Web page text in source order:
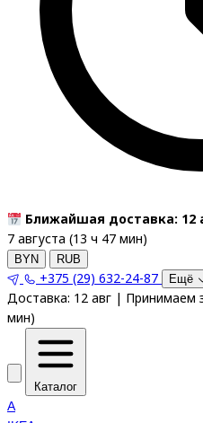
Ближайшая доставка: 12
7 августа (13 ч 47 мин)
BYN RUB
+375 (29) 632-24-87 Ещё
Доставка: 12 авг | Принимаем
мин)
Каталог
A